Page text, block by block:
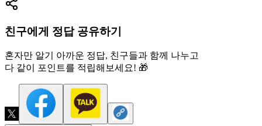
친구에게 정답 공유하기
혼자만 알기 아까운 정답, 친구들과 함께 나누고
다 같이 포인트를 적립해보세요! 🎁